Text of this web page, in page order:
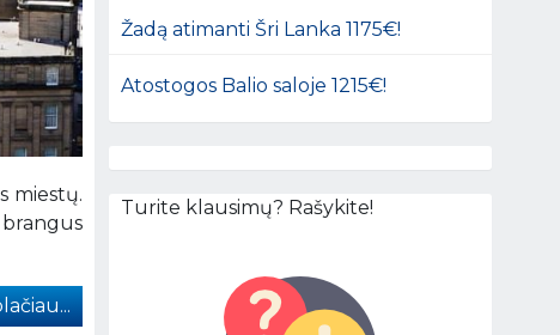
miestų.
Žadą atimanti Šri Lanka 1175€!
Atostogos Balio saloje 1215€!
Turite klausimų? Rašykite!